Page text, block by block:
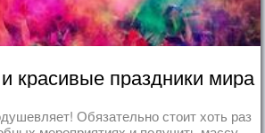
красивые праздники мира
Обязательно стоит хоть раз